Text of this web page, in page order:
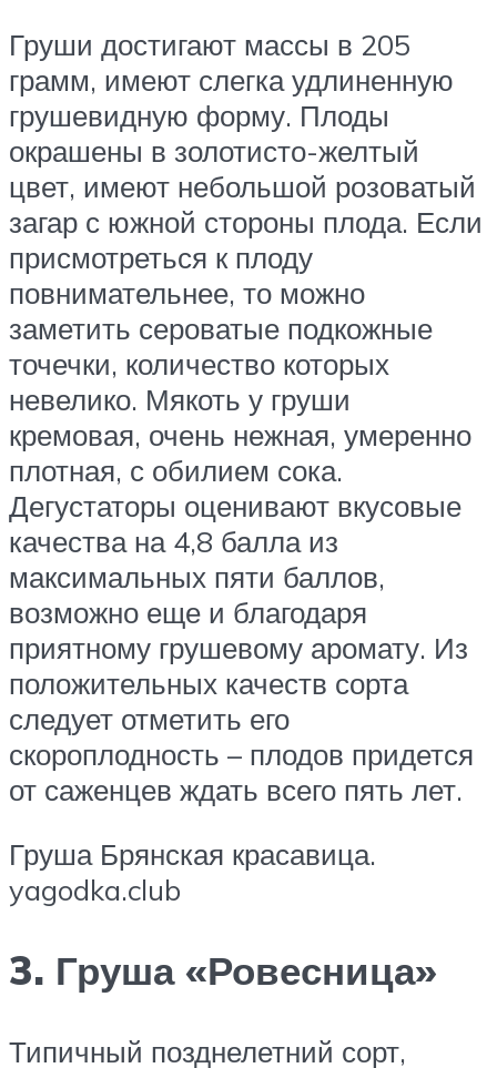
Груши достигают массы в 205
грамм, имеют слегка удлиненную
грушевидную форму. Плоды
окрашены в золотисто-желтый
цвет, имеют небольшой розоватый
загар с южной стороны плода. Если
присмотреться к плоду
повнимательнее, то можно
заметить сероватые подкожные
точечки, количество которых
невелико. Мякоть у груши
кремовая, очень нежная, умеренно
плотная, с обилием сока.
Дегустаторы оценивают вкусовые
качества на 4,8 балла из
максимальных пяти баллов,
возможно еще и благодаря
приятному грушевому аромату. Из
положительных качеств сорта
следует отметить его
скороплодность – плодов придется
от саженцев ждать всего пять лет.
Груша Брянская красавица.
yagodka.club
3. Груша «Ровесница»
Типичный позднелетний сорт,